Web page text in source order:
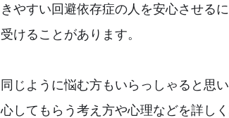
きやすい回避依存症の人を安心させる
受けることがあります。
同じように悩む方もいらっしゃると思
心してもらう考え方や心理などを詳し